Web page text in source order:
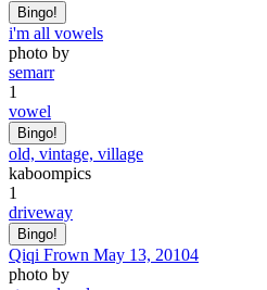
Bingo!
i'm all vowels
photo by
semarr
1
vowel
Bingo!
old, vintage, village
kaboompics
1
driveway
Bingo!
Qiqi Frown May 13, 20104
photo by